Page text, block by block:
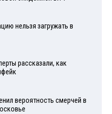
нельзя загружать в
рассказали, как
вероятность смерчей в